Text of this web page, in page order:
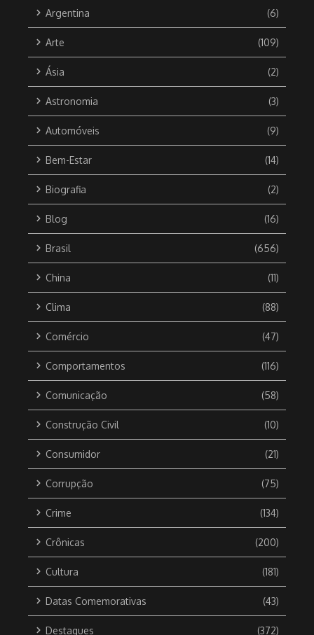
Argentina (6)
Arte (109)
Ásia (2)
Astronomia (3)
Automóveis (9)
Bem-Estar (14)
Biografia (2)
Blog (16)
Brasil (656)
China (11)
Clima (88)
Comércio (47)
Comportamentos (116)
Comunicação (58)
Construção Civil (10)
Consumidor (21)
Corrupção (75)
Crime (134)
Crônicas (200)
Cultura (181)
Datas Comemorativas (43)
Destaques (372)